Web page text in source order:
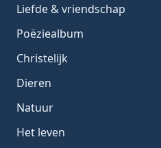
Liefde & vriendschap
Poëziealbum
Christelijk
Dieren
Natuur
Het leven